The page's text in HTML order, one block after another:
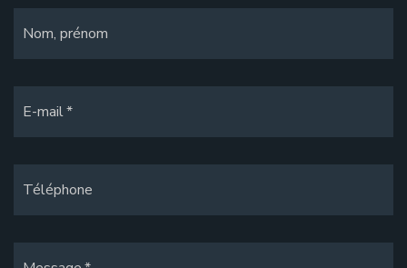
Nom, prénom
E-mail
Téléphone